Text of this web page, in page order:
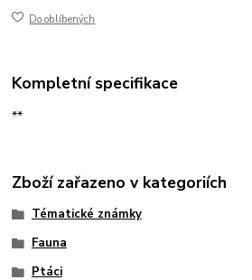
Do oblíbených
Kompletní specifikace
**
Zboží zařazeno v kategoriích
Tématické známky
Fauna
Ptáci